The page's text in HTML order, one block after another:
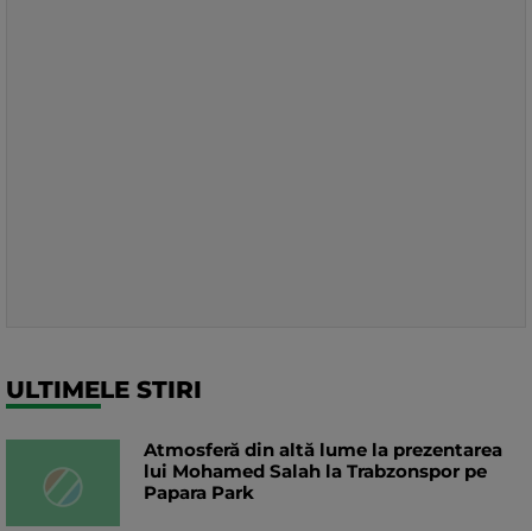
ULTIMELE STIRI
Atmosferă din altă lume la prezentarea
lui Mohamed Salah la Trabzonspor pe
Papara Park